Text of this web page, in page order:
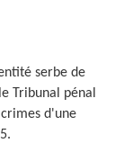
serbe de
Tribunal pénal
d'une